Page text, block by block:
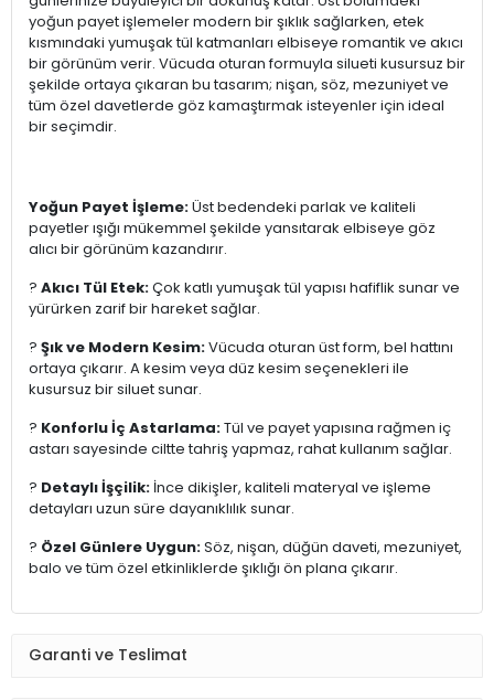
yoğun payet işlemeler modern bir şıklık sağlarken, etek
kısmındaki yumuşak tül katmanları elbiseye romantik ve akıcı
bir görünüm verir. Vücuda oturan formuyla silueti kusursuz bir
şekilde ortaya çıkaran bu tasarım; nişan, söz, mezuniyet ve
tüm özel davetlerde göz kamaştırmak isteyenler için ideal
bir seçimdir.
Yoğun Payet İşleme:Üst bedendeki parlak ve kaliteli
payetler ışığı mükemmel şekilde yansıtarak elbiseye göz
alıcı bir görünüm kazandırır.
? Akıcı Tül Etek:Çok katlı yumuşak tül yapısı hafiflik sunar ve
yürürken zarif bir hareket sağlar.
? Şık ve Modern Kesim:Vücuda oturan üst form, bel hattını
ortaya çıkarır. A kesim veya düz kesim seçenekleri ile
kusursuz bir siluet sunar.
? Konforlu İç Astarlama:Tül ve payet yapısına rağmen iç
astarı sayesinde ciltte tahriş yapmaz, rahat kullanım sağlar.
? Detaylı İşçilik: İnce dikişler, kaliteli materyal ve işleme
detayları uzun süre dayanıklılık sunar.
? Özel Günlere Uygun:Söz, nişan, düğün daveti, mezuniyet,
balo ve tüm özel etkinliklerde şıklığı ön plana çıkarır.
Garanti ve Teslimat